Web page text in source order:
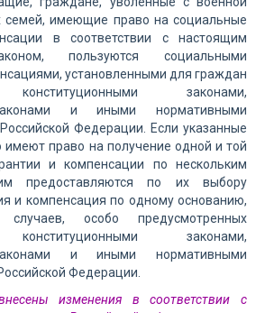
семей, имеющие право на социальные
в соответствии с настоящим
пользуются социальными
установленными для граждан
законами,
и иными нормативными
Федерации. Если указанные
право на получение одной и той
и компенсации по нескольким
предоставляются по их выбору
и компенсация по одному основанию,
особо предусмотренных
законами,
и иными нормативными
Федерации.
изменения в соответствии с